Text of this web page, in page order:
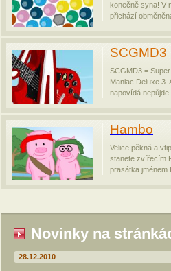
konečně syna! V
přichází
SCGMD3
SCGMD3 =
Maniac Deluxe 3.
napovídá
Hambo
Velice pěkná a
stanete zvířecím
prasátka jménem
Novinky na
28.12.2010